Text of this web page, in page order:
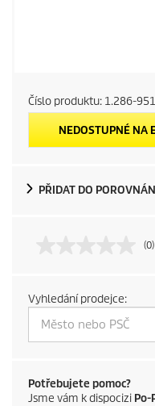
Číslo produktu: 1.286-
NEDOSTUPNÉ NA
PŘIDAT DO
(0)
Vyhledání prodejce:
Potřebujete pomoc?
Jsme vám k dispocizi Po-